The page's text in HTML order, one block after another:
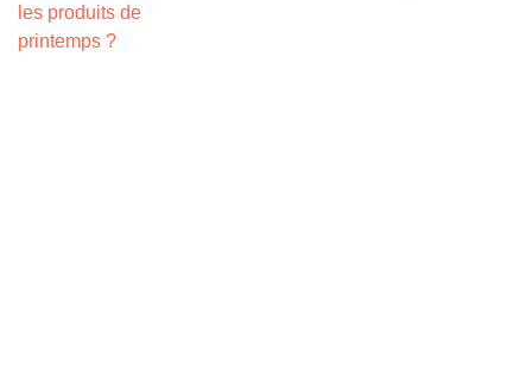
les produits de
printemps ?